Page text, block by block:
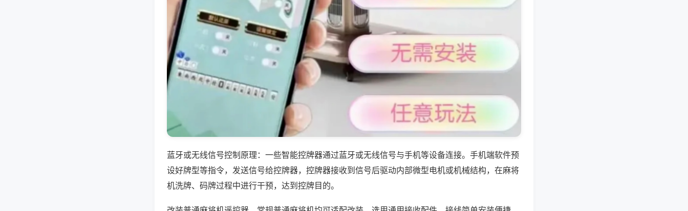
蓝牙或无线信号控制原理：一些智能控牌器通过蓝牙或无线信号与手机等设备连接。手机端软件预
设好牌型等指令，发送信号给控牌器，控牌器接收到信号后驱动内部微型电机或机械结构，在麻将
机洗牌、码牌过程中进行干预，达到控牌目的。